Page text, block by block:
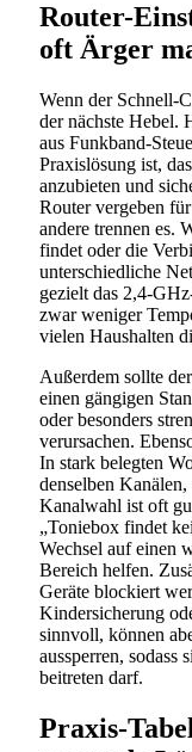
Router-
oft Ärger
Wenn der Schnell-
der nächste Hebel.
aus Funkband-
Praxislösung ist,
anzubieten und
Router vergeben
andere trennen es.
findet oder die
unterschiedliche
gezielt das 2,4-
zwar weniger
vielen Haushalten
Außerdem sollte
einen gängigen
oder besonders
verursachen.
In stark belegten
denselben
Kanalwahl ist oft
„Toniebox findet
Wechsel auf einen
Bereich helfen.
Geräte blockiert
Kindersicherung
sinnvoll, können
aussperren,
beitreten darf.
Praxis-